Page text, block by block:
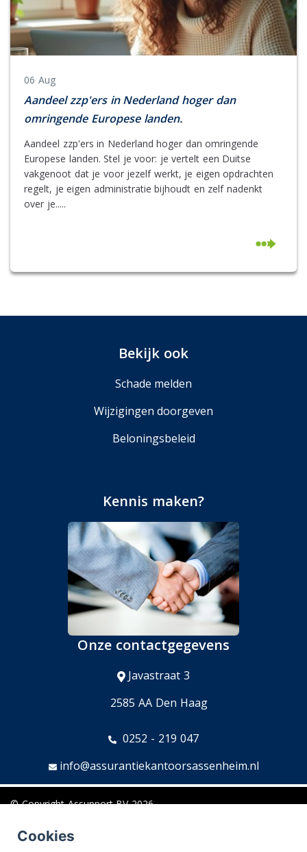
Cookies
06 Aug
Aandeel zzp'ers in Nederland hoger dan
omringende Europese landen.
Aandeel zzp'ers in Nederland hoger dan omringende
Europese landen. Stel je voor: je vertelt een Duitse
vakgenoot dat je voor jezelf werkt, je eigen opdrachten
regelt, je eigen administratie bijhoudt en zelf nadenkt
over je.....
Bekijk ook
Schade melden
Wijzigingen doorgeven
Beloningsbeleid
Kennis maken?
Onze contactgegevens
Javastraat 3
2585 AA Den Haag
0252 - 219 047
info@assurantiekantoorsassenheim.nl
© CopyrightAssupport BV2026
Sitemap